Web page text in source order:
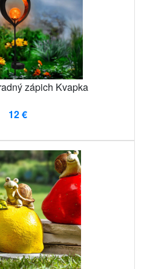
zápich Kvapka
12 €